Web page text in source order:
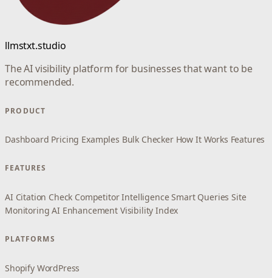
llmstxt.studio
The AI visibility platform for businesses that want to be
recommended.
PRODUCT
Dashboard Pricing Examples Bulk Checker How It Works Features
FEATURES
AI Citation Check Competitor Intelligence Smart Queries Site
Monitoring AI Enhancement Visibility Index
PLATFORMS
Shopify WordPress